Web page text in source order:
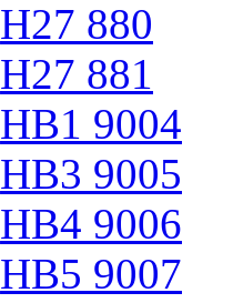
H27 880
H27 881
HB1 9004
HB3 9005
HB4 9006
HB5 9007